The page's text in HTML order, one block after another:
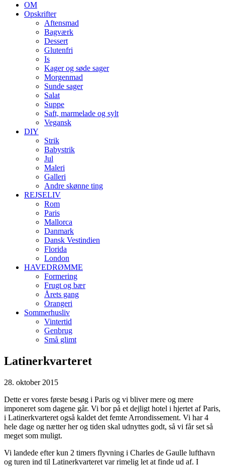
OM
Opskrifter
Aftensmad
Bagværk
Dessert
Glutenfri
Is
Kager og søde sager
Morgenmad
Sunde sager
Salat
Suppe
Saft, marmelade og sylt
Vegansk
DIY
Strik
Babystrik
Jul
Maleri
Galleri
Andre skønne ting
REJSELIV
Rom
Paris
Mallorca
Danmark
Dansk Vestindien
Florida
London
HAVEDRØMME
Formering
Frugt og bær
Årets gang
Orangeri
Sommerhusliv
Vintertid
Genbrug
Små glimt
Latinerkvarteret
28. oktober 2015
Dette er vores første besøg i Paris og vi bliver mere og mere
imponeret som dagene går. Vi bor på et dejligt hotel i hjertet af Paris,
i Latinerkvarteret også kaldet det femte Arrondissement. Vi har 4
hele dage og nætter her og tiden skal udnyttes godt, så vi får set så
meget som muligt.
Vi landede efter kun 2 timers flyvning i Charles de Gaulle lufthavn
og turen ind til Latinerkvarteret var rimelig let at finde ud af. I